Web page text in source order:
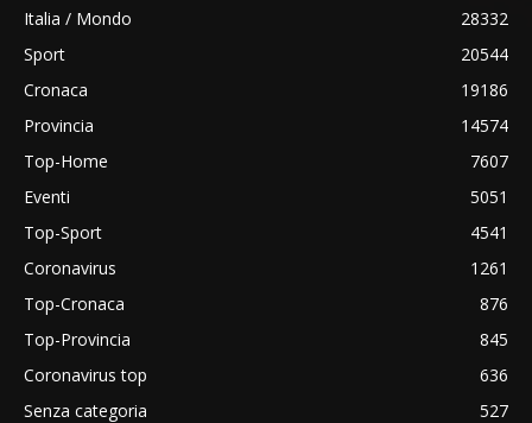
Italia / Mondo
28332
Sport
20544
Cronaca
19186
Provincia
14574
Top-Home
7607
Eventi
5051
Top-Sport
4541
Coronavirus
1261
Top-Cronaca
876
Top-Provincia
845
Coronavirus top
636
Senza categoria
527